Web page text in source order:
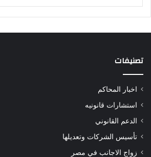
تصنيفات
اخبار المحاكم
استشارات قانونيه
الدعم القانوني
تأسيس الشركات وتعديلها
زواج الاجانب في مصر